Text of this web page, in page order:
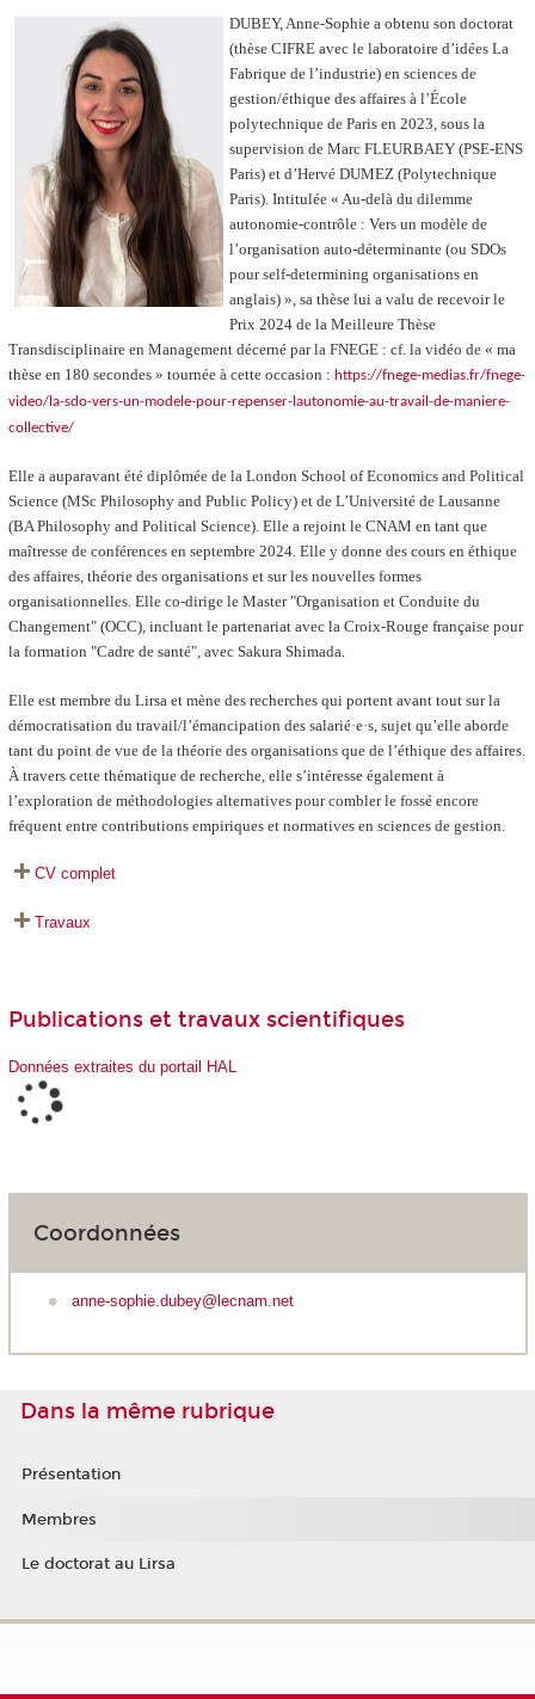
DUBEY, Anne-Sophie a obtenu son doctorat
(thèse CIFRE avec le laboratoire d’idées La
Fabrique de l’industrie) en sciences de
gestion/éthique des affaires à l’École
polytechnique de Paris en 2023, sous la
supervision de Marc FLEURBAEY (PSE-ENS
Paris) et d’Hervé DUMEZ (Polytechnique
Paris). Intitulée « Au-delà du dilemme
autonomie-contrôle : Vers un modèle de
l’organisation auto-déterminante (ou SDOs
pour self-determining organisations en
anglais) », sa thèse lui a valu de recevoir le
Prix 2024 de la Meilleure Thèse
Transdisciplinaire en Management décerné par la FNEGE : cf. la vidéo de « ma
thèse en 180 secondes » tournée à cette occasion : https://fnege-medias.fr/fnege-
video/la-sdo-vers-un-modele-pour-repenser-lautonomie-au-travail-de-maniere-
collective/
Elle a auparavant été diplômée de la London School of Economics and Political
Science (MSc Philosophy and Public Policy) et de L’Université de Lausanne
(BA Philosophy and Political Science). Elle a rejoint le CNAM en tant que
maîtresse de conférences en septembre 2024. Elle y donne des cours en éthique
des affaires, théorie des organisations et sur les nouvelles formes
organisationnelles. Elle co-dirige le Master "Organisation et Conduite du
Changement" (OCC), incluant le partenariat avec la Croix-Rouge française pour
la formation "Cadre de santé", avec Sakura Shimada.
Elle est membre du Lirsa et mène des recherches qui portent avant tout sur la
démocratisation du travail/l’émancipation des salarié·e·s, sujet qu’elle aborde
tant du point de vue de la théorie des organisations que de l’éthique des affaires.
À travers cette thématique de recherche, elle s’intéresse également à
l’exploration de méthodologies alternatives pour combler le fossé encore
fréquent entre contributions empiriques et normatives en sciences de gestion.
CV complet
Travaux
Publications et travaux scientifiques
Données extraites du portail HAL
Coordonnées
anne-sophie.dubey@lecnam.net
Dans la même rubrique
Présentation
Membres
Le doctorat au Lirsa